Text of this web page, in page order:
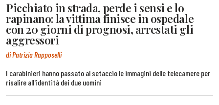
Picchiato in strada, perde i sensi e lo
rapinano: la vittima finisce in ospedale
con 20 giorni di prognosi, arrestati gli
aggressori
di Patrizia Rapposelli
I carabinieri hanno passato al setaccio le immagini delle telecamere per
risalire all'identità dei due uomini